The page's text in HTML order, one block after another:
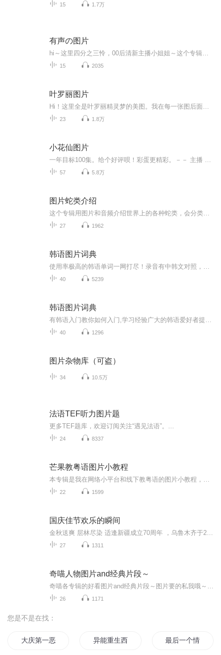
15 1.7万
有声の图片
15 2035
叶罗丽图片
23 1.8万
小花仙图片
57 5.8万
图片蛇类介绍
27 1962
韩语图片词典
40 5239
韩语图片词典
40 1296
图片杂物库（可盗）
34 10.5万
法语TEF听力图片题
更多TEF题库，欢迎订阅关注“遇见法语”。...
24 8337
芒果教粤语图片小教程
22 1599
国庆佳节欢乐的瞬间
27 1311
奇喵人物图片and经典片段～
26 1171
您是不是在找：
大庆第一恶 异能重生西门庆 最后一个情人节